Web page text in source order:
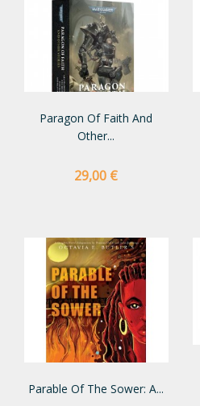
Paragon Of Faith And
Other...
Preço
29,00 €
Parable Of The Sower: A...